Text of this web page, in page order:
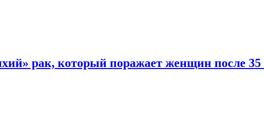
рак, который поражает женщин после 35